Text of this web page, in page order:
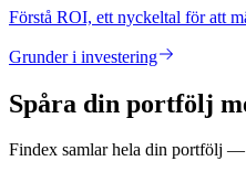
Förstå ROI, ett nyckeltal för att
Grunder i investering
Spåra din portfölj
Findex samlar hela din portfölj —